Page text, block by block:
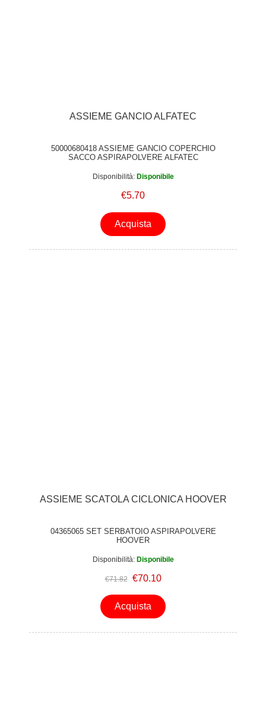
ASSIEME GANCIO ALFATEC
50000680418 ASSIEME GANCIO COPERCHIO
SACCO ASPIRAPOLVERE ALFATEC
Disponibilità: Disponibile
€5.70
Acquista
ASSIEME SCATOLA CICLONICA HOOVER
04365065 SET SERBATOIO ASPIRAPOLVERE
HOOVER
Disponibilità: Disponibile
€71.82 €70.10
Acquista